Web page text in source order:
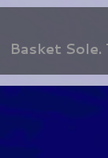
Basket